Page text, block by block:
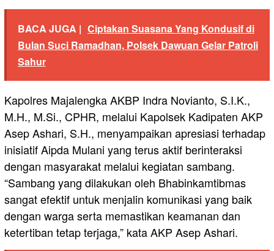
BACA JUGA | Ciptakan Suasana Yang Kondusif di
Bulan Suci Ramadhan, Polsek Dawuan Gelar Patroli
Sahur
Kapolres Majalengka AKBP Indra Novianto, S.I.K.,
M.H., M.Si., CPHR, melalui Kapolsek Kadipaten AKP
Asep Ashari, S.H., menyampaikan apresiasi terhadap
inisiatif Aipda Mulani yang terus aktif berinteraksi
dengan masyarakat melalui kegiatan sambang.
“Sambang yang dilakukan oleh Bhabinkamtibmas
sangat efektif untuk menjalin komunikasi yang baik
dengan warga serta memastikan keamanan dan
ketertiban tetap terjaga,” kata AKP Asep Ashari.